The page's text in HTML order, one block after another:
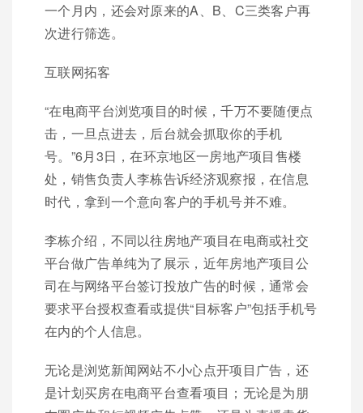
一个月内，还会对原来的A、B、C三类客户再
次进行筛选。
互联网拓客
“在电商平台浏览项目的时候，千万不要随便点
击，一旦点进去，后台就会抓取你的手机
号。”6月3日，在环京地区一房地产项目售楼
处，销售负责人李栋告诉经济观察报，在信息
时代，拿到一个意向客户的手机号并不难。
李栋介绍，不同以往房地产项目在电商或社交
平台做广告单纯为了展示，近年房地产项目公
司在与网络平台签订投放广告的时候，通常会
要求平台授权查看或提供“目标客户”包括手机号
在内的个人信息。
无论是浏览新闻网站不小心点开项目广告，还
是计划买房在电商平台查看项目；无论是为朋